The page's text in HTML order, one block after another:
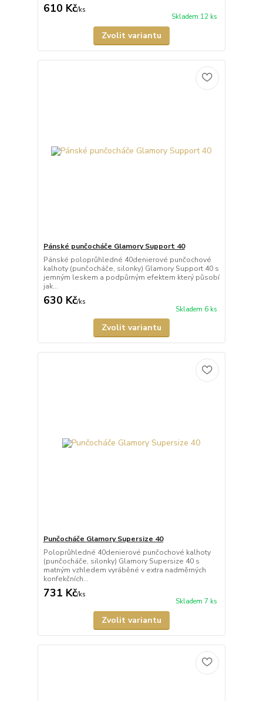
610 Kč/ks
Skladem 12 ks
Zvolit variantu
Pánské punčocháče Glamory Support 40
Pánské poloprůhledné 40denierové punčochové
kalhoty (punčocháče, silonky) Glamory Support 40 s
jemným leskem a podpůrným efektem který působí
jak...
630 Kč/ks
Skladem 6 ks
Zvolit variantu
Punčocháče Glamory Supersize 40
Poloprůhledné 40denierové punčochové kalhoty
(punčocháče, silonky) Glamory Supersize 40 s
matným vzhledem vyráběné v extra nadměrných
konfekčních...
731 Kč/ks
Skladem 7 ks
Zvolit variantu